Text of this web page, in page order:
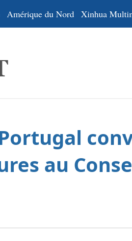
Amérique du Nord Xinhua
au